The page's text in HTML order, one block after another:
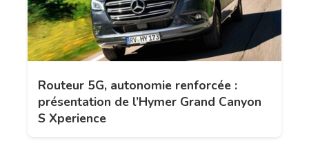
Routeur 5G, autonomie renforcée :
présentation de l’Hymer Grand Canyon
S Xperience